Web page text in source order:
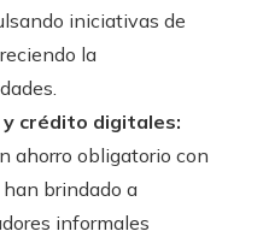
iniciativas de
la
crédito digitales:
ahorro obligatorio con
brindado a
informales